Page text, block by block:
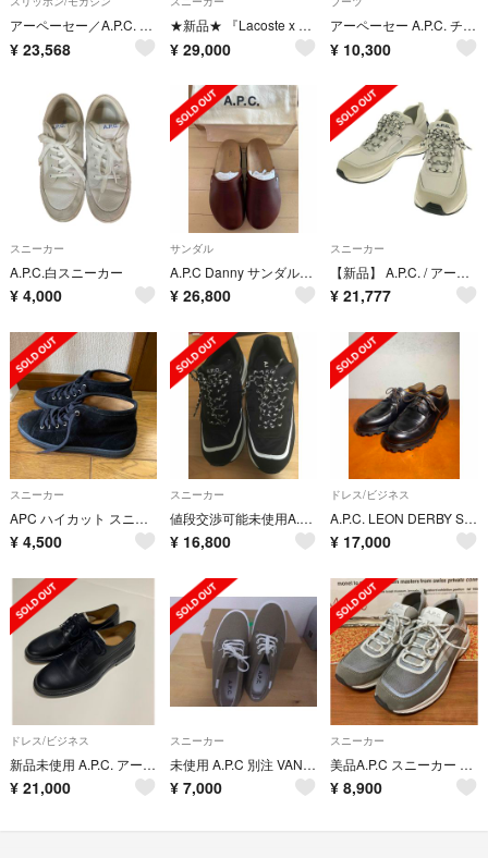
アーペーセー／A.P.C. シューズ デッキシューズ 靴 メンズ 男性 男性用レザー 革 本革 ダークブラウン 茶 ブラウン PXBAA-H53187 CHAUSSURES VADIM 19P モカシン
¥ 23,568
★新品★ 『Lacoste x A.P.C. 』ACE CLIP SM00953
¥ 29,000
アーペーセー A.P.C. チャッカブーツ レースアップ 41 ダークブラウン
¥ 10,300
スニーカー
A.P.C.白スニーカー
¥ 4,000
サンダル
A.P.C Danny サンダル 26.5cm
¥ 26,800
スニーカー
【新品】 A.P.C. / アーペーセー | RUN AROUND ローカット スニーカー | 41 | ホワイト | メンズ
¥ 21,777
スニーカー
APC ハイカット スニーカー 黒
¥ 4,500
スニーカー
値段交渉可能未使用A.P.Cスニーカーサイズ42
¥ 16,800
ドレス/ビジネス
A.P.C. LEON DERBY SHOE DARK BROWN
¥ 17,000
ドレス/ビジネス
新品未使用 A.P.C. アーペーセー ダービーシューズ
¥ 21,000
スニーカー
未使用 A.P.C 別注 VANS CHUKKA バンズ チャッカ 28cm
¥ 7,000
スニーカー
美品A.P.C スニーカー 43サイズ アーペーセー
¥ 8,900